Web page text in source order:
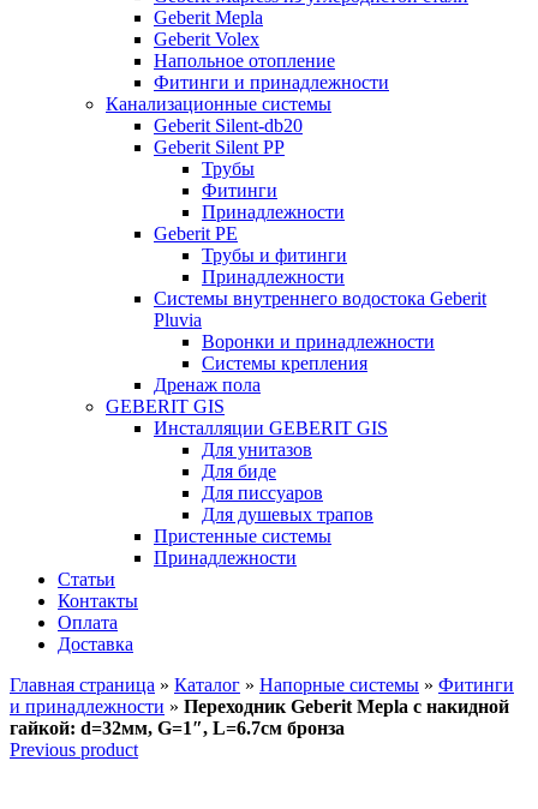
Geberit Mepla
Geberit Volex
Напольное отопление
Фитинги и принадлежности
Канализационные системы
Geberit Silent-db20
Geberit Silent PP
Трубы
Фитинги
Принадлежности
Geberit PE
Трубы и фитинги
Принадлежности
Системы внутреннего водостока Geberit
Pluvia
Воронки и принадлежности
Системы крепления
Дренаж пола
GEBERIT GIS
Инсталляции GEBERIT GIS
Для унитазов
Для биде
Для писсуаров
Для душевых трапов
Пристенные системы
Принадлежности
Статьи
Контакты
Оплата
Доставка
Главная страница » Каталог » Напорные системы » Фитинги
и принадлежности » Переходник Geberit Mepla с накидной
гайкой: d=32мм, G=1″, L=6.7см бронза
Previous product